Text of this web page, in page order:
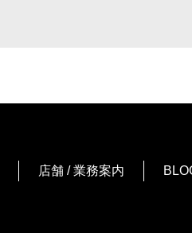
店舗 / 業務案内